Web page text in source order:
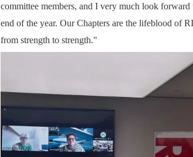
committee members, and I very much look
end of the year. Our Chapters are the lifeblood of
from strength to strength."